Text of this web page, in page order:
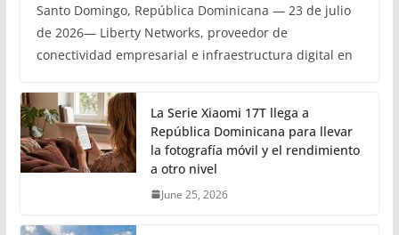
Santo Domingo, República Dominicana — 23 de julio
de 2026— Liberty Networks, proveedor de
conectividad empresarial e infraestructura digital en
La Serie Xiaomi 17T llega a
República Dominicana para llevar
la fotografía móvil y el rendimiento
a otro nivel
June 25, 2026